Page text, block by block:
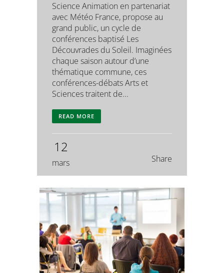
Science Animation en partenariat
avec Météo France, propose au
grand public, un cycle de
conférences baptisé Les
Découvrades du Soleil. Imaginées
chaque saison autour d’une
thématique commune, ces
conférences-débats Arts et
Sciences traitent de...
READ MORE
12
mars Share